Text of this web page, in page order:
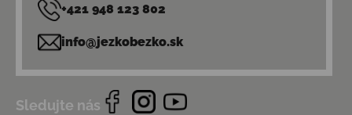
+421 948 123 802
info@jezkobezko.sk
Sledujte nás